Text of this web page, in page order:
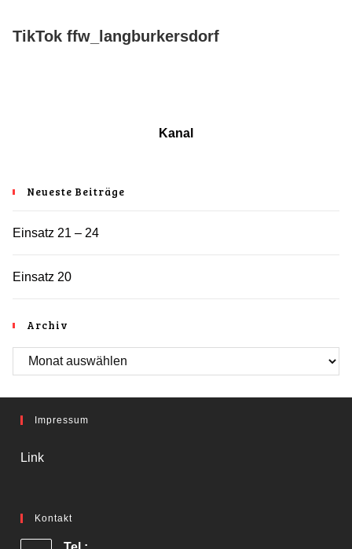
TikTok ffw_langburkersdorf
Kanal
Neueste Beiträge
Einsatz 21 – 24
Einsatz 20
Archiv
Archiv
Impressum
Link
Kontakt